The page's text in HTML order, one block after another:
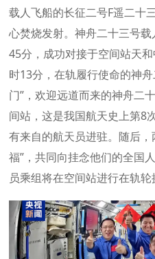
载人飞船的长征二号F遥二十
心焚烧发射。神舟二十三号
45分，成功对接于空间站天
时13分，在轨履行使命的神
门”，欢迎远道而来的神舟二
间站，这是我国航天史上第8
有来自的航天员进驻。随后
福”，共同向挂念他们的全国
员乘组将在空间站进行在轨轮